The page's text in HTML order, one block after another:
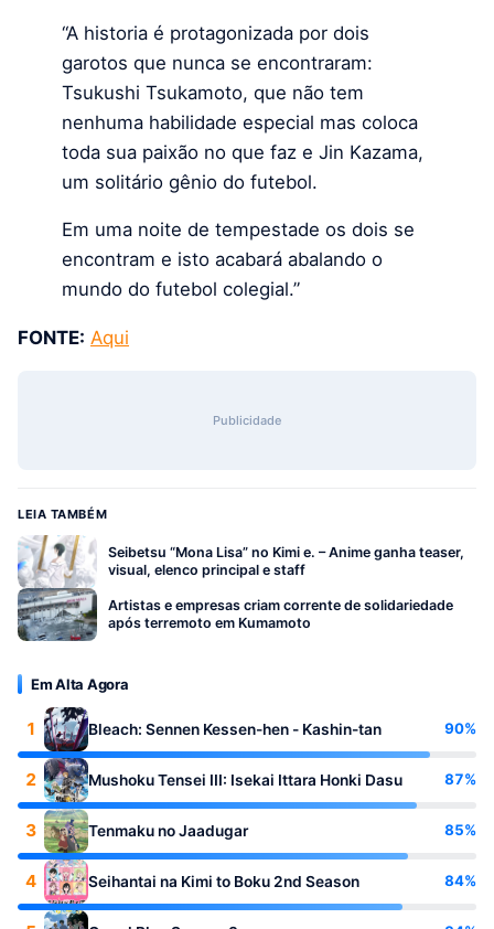
“A historia é protagonizada por dois
garotos que nunca se encontraram:
Tsukushi Tsukamoto, que não tem
nenhuma habilidade especial mas coloca
toda sua paixão no que faz e Jin Kazama,
um solitário gênio do futebol.
Em uma noite de tempestade os dois se
encontram e isto acabará abalando o
mundo do futebol colegial.”
FONTE: Aqui
Publicidade
LEIA TAMBÉM
Seibetsu “Mona Lisa” no Kimi e. – Anime ganha teaser,
visual, elenco principal e staff
Artistas e empresas criam corrente de solidariedade
após terremoto em Kumamoto
Em Alta Agora
1 Bleach: Sennen Kessen-hen - Kashin-tan 90%
2 Mushoku Tensei III: Isekai Ittara Honki Dasu 87%
3 Tenmaku no Jaadugar 85%
4 Seihantai na Kimi to Boku 2nd Season 84%